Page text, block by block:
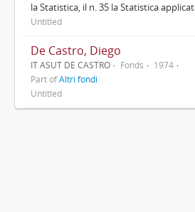
la Statistica, il n. 35 la Statistica
Untitled
De Castro, Diego
IT ASUT DE CASTRO Fonds
1974
Part ofAltri fondi
Untitled